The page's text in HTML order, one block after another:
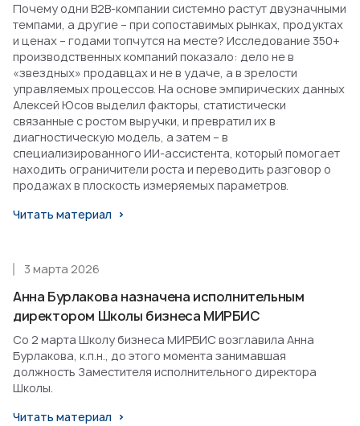
Почему одни B2B-компании системно растут двузначными
темпами, а другие – при сопоставимых рынках, продуктах
и ценах – годами топчутся на месте? Исследование 350+
производственных компаний показало: дело не в
«звездных» продавцах и не в удаче, а в зрелости
управляемых процессов. На основе эмпирических данных
Алексей Юсов выделил факторы, статистически
связанные с ростом выручки, и превратил их в
диагностическую модель, а затем – в
специализированного ИИ-ассистента, который помогает
находить ограничители роста и переводить разговор о
продажах в плоскость измеряемых параметров.
Читать материал
Анна Бурлакова назначена исполнительным
директором Школы бизнеса МИРБИС
3 марта 2026
Со 2 марта Школу бизнеса МИРБИС возглавила Анна
Бурлакова, к.п.н., до этого момента занимавшая
должность Заместителя исполнительного директора
Школы.
Читать материал